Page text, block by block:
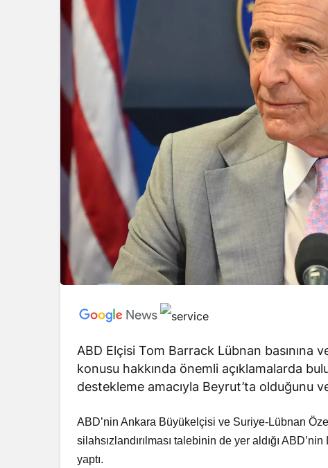
ABD Elçisi Tom Barrack Lübnan basınına
konusu hakkında önemli açıklamalarda
destekleme amacıyla Beyrut’ta olduğunu
ABD’nin Ankara Büyükelçisi ve Suriye-Lübnan
silahsızlandırılması talebinin de yer aldığı
yaptı.
RÖPORTAJ
Dahlan,
Abbas’ı Devirmeye